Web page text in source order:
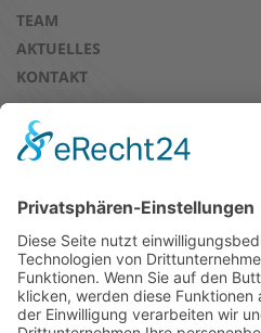
TEAM
AKTUELLES
KONTAKT
AUSBILDUNGSBÖRSE & PRAKTIKA
PRAKTIKA
DOWNLOADS
IMPRESSUM